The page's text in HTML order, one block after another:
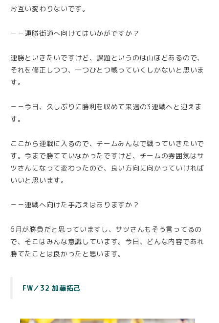
お互い変わりないです。
－－連勝街道へ向けてはいかがですか？
連勝といきたいですけど、課題というのは山ほどあるので、
それを修正しつつ、一つひとつ戦っていくしかないと思いま
す。
－－今日、久しぶりに勝利を収めて来週の3連戦へと迎えま
す。
ここから連戦に入るので、チームみんなで戦っていきたいで
す。今まで勝てていなかったですけど、チームの雰囲気はサ
ツさんになって変わったので、良い方向に向かっていければ
いいと思います。
－－連戦へ向けた手応えはありますか？
6月が勝負だと思っていますし、サツさんもそう言ってるの
で、そこはみんな意識しています。今日、どんな内容であれ
勝てたことは良かったと思います。
FW／32 加藤拓己